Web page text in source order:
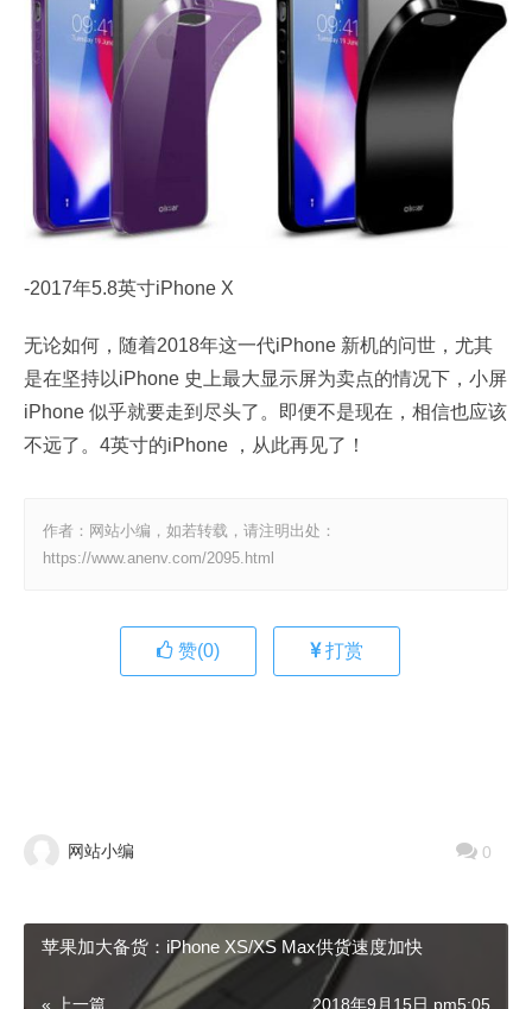
-2017年5.8英寸iPhone X
无论如何，随着2018年这一代iPhone 新机的问世，尤其
是在坚持以iPhone 史上最大显示屏为卖点的情况下，小屏
iPhone 似乎就要走到尽头了。即便不是现在，相信也应该
不远了。4英寸的iPhone ，从此再见了！
作者：网站小编，如若转载，请注明出处：
https://www.anenv.com/2095.html
赞(0) 打赏
网站小编 0
苹果加大备货：iPhone XS/XS Max供货速度加快
« 上一篇 2018年9月15日 pm5:05